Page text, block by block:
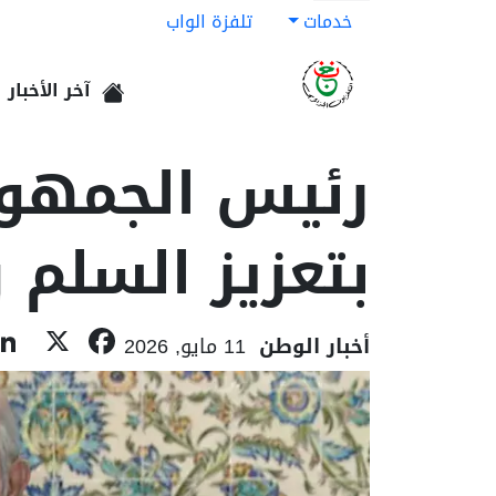
خدمات تلفزة الواب
آخر الأخبار
رئيس
بتعزيز
أخبار الوطن 11 مايو, 2026